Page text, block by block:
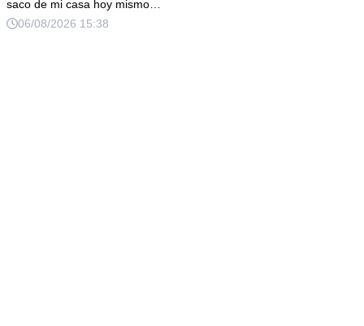
grabadora bajo la cobija… Esa noche escuché por qué
saco de mi casa hoy mismo…
06/08/2026 15:38